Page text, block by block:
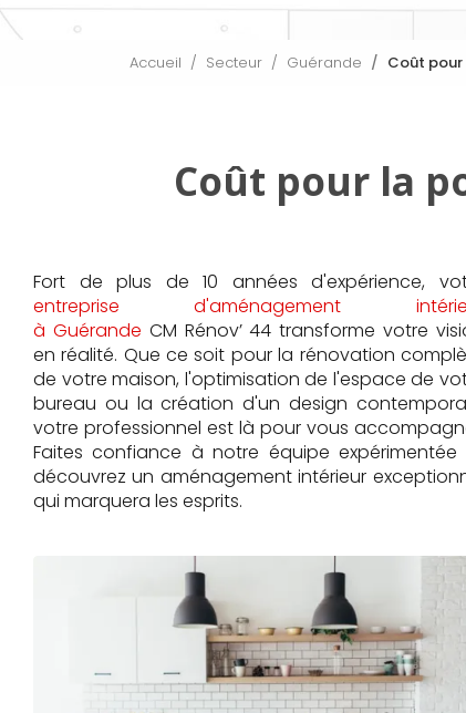
Accueil Secteur Guérande Coût pour
Coût pour la
Fort de plus de 10 années d'expérience,
entreprise d'aménagement
à Guérande CM Rénov’ 44 transforme votre
en réalité. Que ce soit pour la rénovation
de votre maison, l'optimisation de l'espace de
bureau ou la création d'un design
votre professionnel est là pour vous
Faites confiance à notre équipe expérimentée
découvrez un aménagement intérieur
qui marquera les esprits.